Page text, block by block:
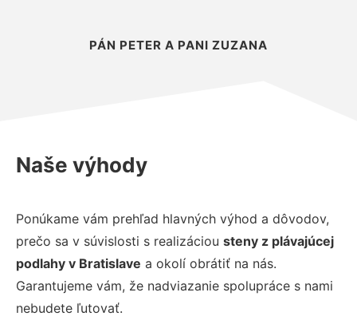
PÁN PETER A PANI ZUZANA
Naše výhody
Ponúkame vám prehľad hlavných výhod a dôvodov,
prečo sa v súvislosti s realizáciou steny z plávajúcej
podlahy v Bratislave a okolí obrátiť na nás.
Garantujeme vám, že nadviazanie spolupráce s nami
nebudete ľutovať.